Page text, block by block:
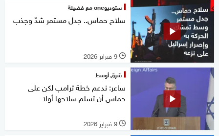
ستوديوone مع فضيلة
سلاح حماس.. جدل مستمر شدّ وجذب
l 9 فبراير 2026
شرق أوسط
ساعر: ندعم خطة ترامب لكن على
حماس أن تسلم سلاحها أولا
l 9 فبراير 2026